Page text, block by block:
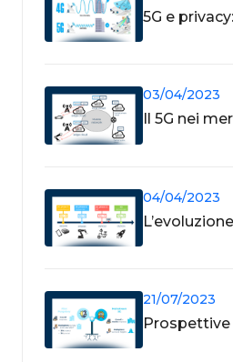
5G e
03/04/2023
Il 5G nei
04/04/2023
21/07/2023
Prospettive